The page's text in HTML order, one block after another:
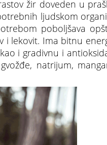
žir doveden u
ljudskom
poboljšava
i lekovit. Ima bitnu
i gradivnu i
natrijum,